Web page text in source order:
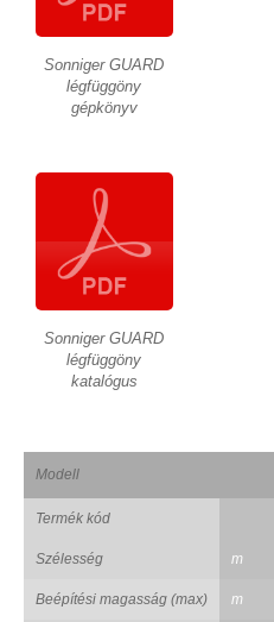
Sonniger GUARD
légfüggöny
gépkönyv
Sonniger GUARD
légfüggöny
katalógus
Modell
Termék kód
Szélesség m
Beépítési magasság (max) m